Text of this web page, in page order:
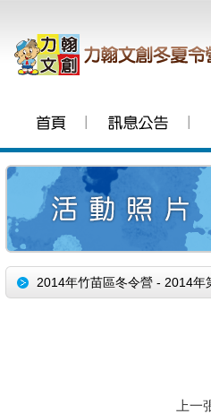
2014年竹苗區冬令營 - 2014
上一